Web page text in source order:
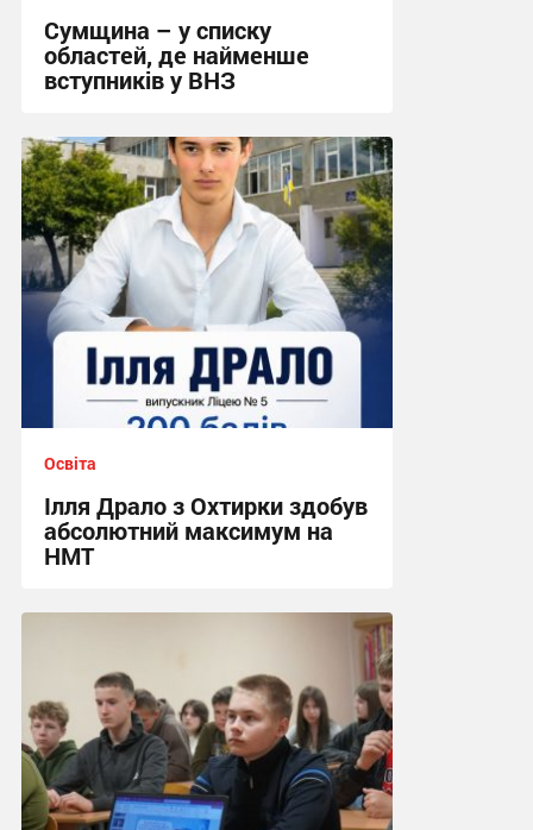
Сумщина – у списку
областей, де найменше
вступників у ВНЗ
09:17, 29.07.2026
Освіта
Ілля Драло з Охтирки здобув
абсолютний максимум на
НМТ